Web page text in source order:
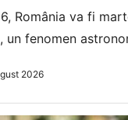
România va fi
un fenomen
2026